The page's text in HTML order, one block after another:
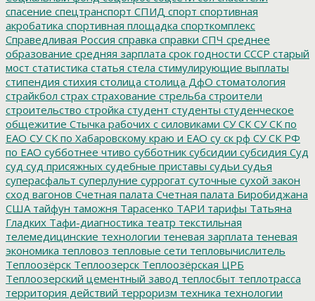
спасение спецтранспорт СПИД спорт спортивная
акробатика спортивная площадка спорткомплекс
Справедливая Россия справка справки СПЧ среднее
образование средняя зарплата срок годности СССР старый
мост статистика статья стела стимулирующие выплаты
стипендия стихия столица столица ДфО стоматология
страйкбол страх страхование стрельба строители
строительство стройка студент студенты студенческое
общежитие Стычка рабочих с силовиками СУ СК СУ СК по
ЕАО СУ СК по Хабаровскому краю и ЕАО су ск рф СУ СК РФ
по ЕАО субботнее чтиво субботник субсидии субсидия Суд
суд суд присяжных судебные приставы судьи судья
суперасфальт суперлуние суррогат суточные сухой закон
сход вагонов Счетная палата Счетная палата Биробиджана
США тайфун таможня Тарасенко ТАРИ тарифы Татьяна
Гладких Тафи-диагностика театр текстильная
телемедицинские технологии теневая зарплата теневая
экономика тепловоз тепловые сети тепловычислитель
Теплоозёрск Теплоозерск Теплоозёрская ЦРБ
Теплоозерский цементный завод теплосбыт теплотрасса
территория действий терроризм техника технологии